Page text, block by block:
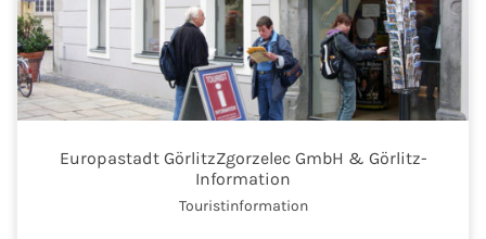
Europastadt GörlitzZgorzelec GmbH & Görlitz-
Information
Touristinformation